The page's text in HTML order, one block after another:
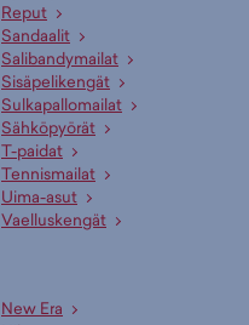
Reput
Sandaalit
Salibandymailat
Sisäpelikengät
Sulkapallomailat
Sähköpyörät
T-paidat
Tennismailat
Uima-asut
Vaelluskengät
New Era